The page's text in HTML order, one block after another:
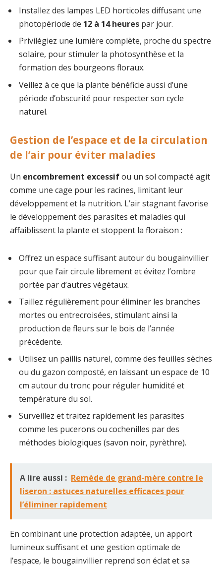
Installez des lampes LED horticoles diffusant une
photopériode de 12 à 14 heures par jour.
Privilégiez une lumière complète, proche du spectre
solaire, pour stimuler la photosynthèse et la
formation des bourgeons floraux.
Veillez à ce que la plante bénéficie aussi d’une
période d’obscurité pour respecter son cycle
naturel.
Gestion de l’espace et de la circulation
de l’air pour éviter maladies
Un encombrement excessifou un sol compacté agit
comme une cage pour les racines, limitant leur
développement et la nutrition. L’air stagnant favorise
le développement des parasites et maladies qui
affaiblissent la plante et stoppent la floraison :
Offrez un espace suffisant autour du bougainvillier
pour que l’air circule librement et évitez l’ombre
portée par d’autres végétaux.
Taillez régulièrement pour éliminer les branches
mortes ou entrecroisées, stimulant ainsi la
production de fleurs sur le bois de l’année
précédente.
Utilisez un paillis naturel, comme des feuilles sèches
ou du gazon composté, en laissant un espace de 10
cm autour du tronc pour réguler humidité et
température du sol.
Surveillez et traitez rapidement les parasites
comme les pucerons ou cochenilles par des
méthodes biologiques (savon noir, pyrèthre).
A lire aussi : Remède de grand-mère contre le
liseron : astuces naturelles efficaces pour
l’éliminer rapidement
En combinant une protection adaptée, un apport
lumineux suffisant et une gestion optimale de
l’espace, le bougainvillier reprend son éclat et sa